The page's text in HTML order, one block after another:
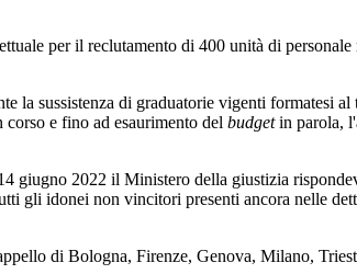
per il reclutamento di 400 unità di personale
sussistenza di graduatorie vigenti formatesi al
e fino ad esaurimento del budgetin parola,
2022 il Ministero della giustizia
gli idonei non vincitori presenti ancora nelle
di Bologna, Firenze, Genova, Milano,